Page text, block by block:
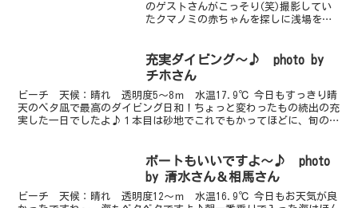
のゲストさんがこっそり(笑)撮影してい
たクマノミの赤ちゃんを探しに浅場を移
事発見され(笑)近くでるりさんに呼ばれ
て行ってみると・・・...
充実ダイビング～♪ photo by
チホさん
ビーチ 天候：晴れ 透明度5～8ｍ 水温17.9℃ 今日もすっきり晴
天のベタ凪で最高のダイビング日和！ちょっと変わったもの続出の充
実した一日でしたよ♪１本目は砂地でこれでもかってほどに、旬のカ
ボートもいいですよ～♪ photo
by 清水さん＆相馬さん
ビーチ 天候：晴れ 透明度12～ｍ 水温16.9℃ 今日もお天気が良